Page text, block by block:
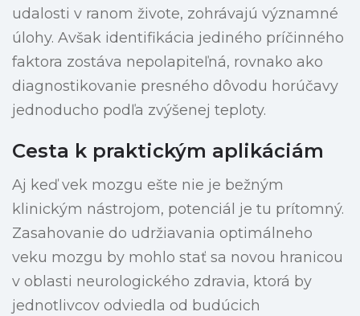
udalosti v ranom živote, zohrávajú významné
úlohy. Avšak identifikácia jediného príčinného
faktora zostáva nepolapiteľná, rovnako ako
diagnostikovanie presného dôvodu horúčavy
jednoducho podľa zvýšenej teploty.
Cesta k praktickým aplikáciám
Aj keď vek mozgu ešte nie je bežným
klinickým nástrojom, potenciál je tu prítomný.
Zasahovanie do udržiavania optimálneho
veku mozgu by mohlo stať sa novou hranicou
v oblasti neurologického zdravia, ktorá by
jednotlivcov odviedla od budúcich